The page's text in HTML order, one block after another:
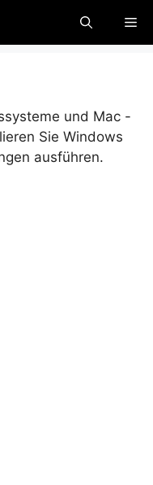
und Mac -
Sie Windows
ausführen.